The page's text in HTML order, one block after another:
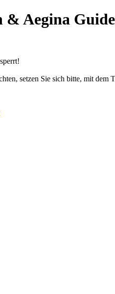
& Aegina Guide
setzen Sie sich bitte, mit dem